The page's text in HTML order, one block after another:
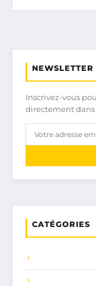
NEWSLETTER
Inscrivez-vous
directement
CATÉGORIES